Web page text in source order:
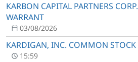
KARBON CAPITAL PARTNERS CORP.
WARRANT
03/08/2026
KARDIGAN, INC. COMMON STOCK
15:59